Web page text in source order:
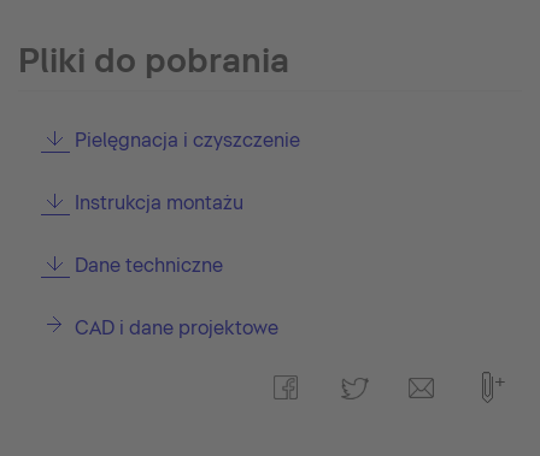
Pliki do pobrania
Pielęgnacja i czyszczenie
Instrukcja montażu
Dane techniczne
CAD i dane projektowe